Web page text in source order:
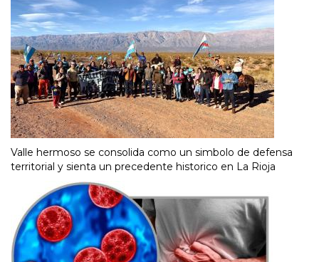
Valle hermoso se consolida como un simbolo de defensa
territorial y sienta un precedente historico en La Rioja